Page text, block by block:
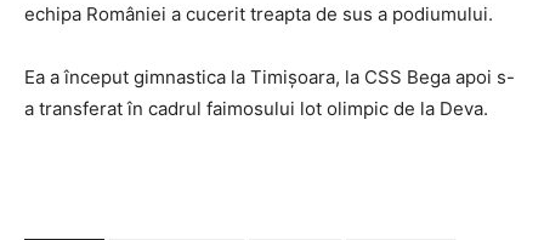
echipa României a cucerit treapta de sus a podiumului.
Ea a început gimnastica la Timișoara, la CSS Bega apoi s-
a transferat în cadrul faimosului lot olimpic de la Deva.